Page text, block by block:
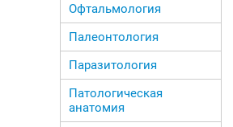
Офтальмология
Палеонтология
Паразитология
Патологическая
анатомия